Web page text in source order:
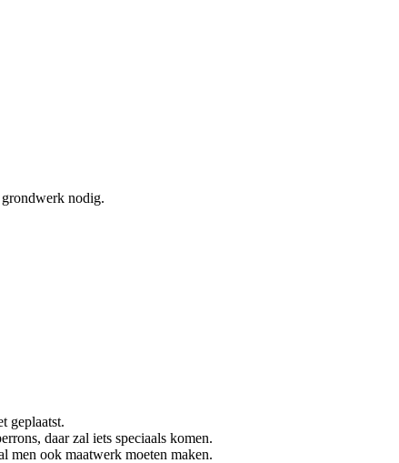
nodig.
geplaatst.
daar zal iets speciaals komen.
men ook maatwerk moeten maken.